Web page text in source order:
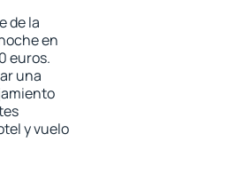
de la
en
euros.
una
y vuelo